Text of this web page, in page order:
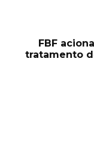
FBF
tratamento